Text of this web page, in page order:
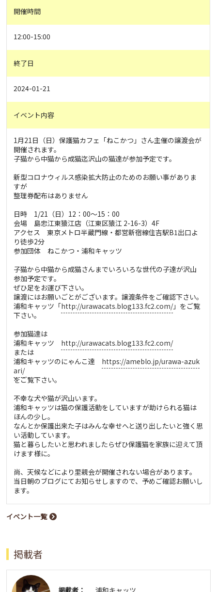
開催時間
12:00-15:00
終了日
2024-01-21
イベント内容
1月21日（日）保護猫カフェ「ねこかつ」さん主催の譲渡会が
開催されます。
子猫から中猫から成猫迄沢山の猫達が参加予定です。
新型コロナウィルス感染拡大防止のためのお願い事がありま
すが
整理券配布はありません
日時 1/21（日）12：00〜15：00
会場 島忠江東猿江店（江東区猿江 2-16-3）4F
アクセス 東京メトロ半蔵門線・都営新宿線住吉駅B1出口よ
り徒歩2分
参加団体 ねこかつ・浦和キャッツ
子猫から中猫から成猫さんまでいろいろな世代の子達が沢山
参加予定です。
ぜひ足をお運び下さい。
譲渡にはお願いごとがございます。譲渡条件をご確認下さい。
浦和キャッツ「http://urawacats.blog133.fc2.com/」をご覧
下さい。
参加猫達は
浦和キャッツ http://urawacats.blog133.fc2.com/
または
浦和キャッツのにゃんこ達 https://ameblo.jp/urawa-azuk
ari/
をご覧下さい。
不幸な犬や猫が沢山います。
浦和キャッツは猫の保護活動をしていますが助けられる猫は
ほんの少し。
なんとか保護出来た子はみんな幸せへと送り出したいと強く思
い活動しています。
猫と暮らしたいと思われましたらぜひ保護猫を家族に迎えて頂
けます様に。
尚、天候などにより里親会が開催されない場合があります。
当日朝のブログにてお知らせしますので、予めご確認お願いし
ます。
イベント一覧
掲載者
掲載者：
浦和キャッツ